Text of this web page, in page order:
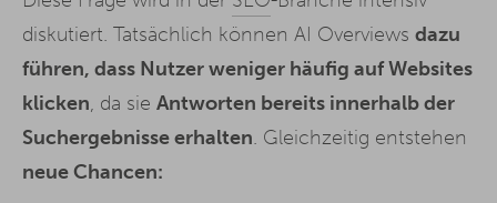
diskutiert. Tatsächlich können AI Overviews dazu
führen, dass Nutzer weniger häufig auf Websites
klicken, da sie Antworten bereits innerhalb der
Suchergebnisse erhalten. Gleichzeitig entstehen
neue Chancen: